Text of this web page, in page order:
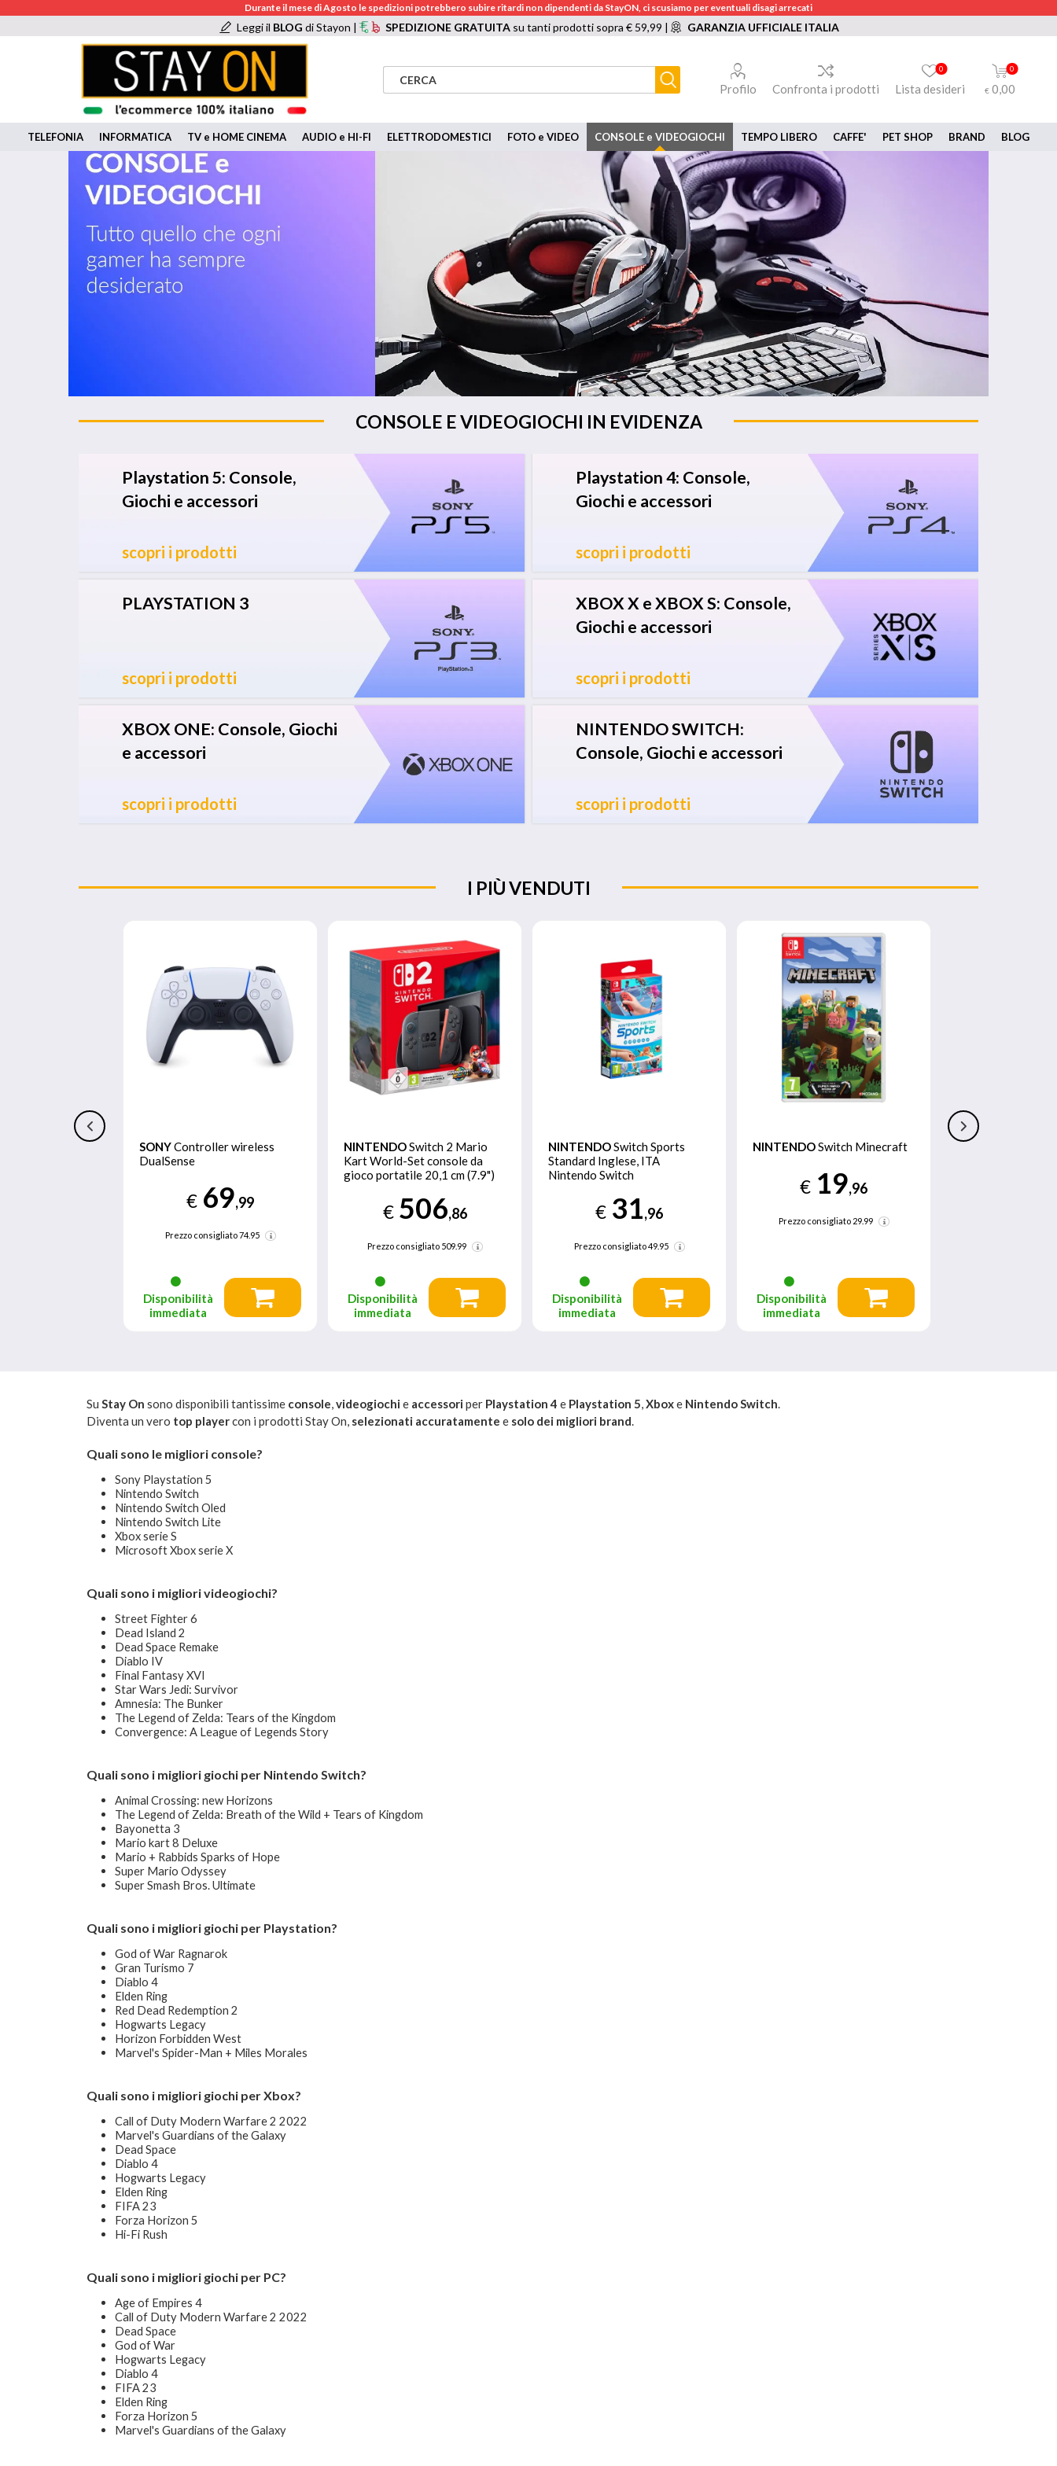
Durante il mese di Agosto le spedizioni potrebbero subire ritardi non dipendenti da StayON, ci scusiamo per eventuali disagi arrecati
Leggi il BLOGdi Stayon | SPEDIZIONE GRATUITAsu tanti prodotti sopra € 59,99 | GARANZIA UFFICIALE ITALIA
Profilo Confronta i prodotti Lista desideri
0 0
€ 0,00
TELEFONIA INFORMATICA TV e HOME CINEMA AUDIO e HI-FI ELETTRODOMESTICI FOTO e VIDEO CONSOLE e VIDEOGIOCHI TEMPO LIBERO CAFFE' PET SHOP BRAND BLOG
CONSOLE E VIDEOGIOCHI IN EVIDENZA
Playstation 5: Console,
Giochi e accessori
scopri i prodotti
Playstation 4: Console,
Giochi e accessori
scopri i prodotti
PLAYSTATION 3
scopri i prodotti
XBOX X e XBOX S: Console,
Giochi e accessori
scopri i prodotti
XBOX ONE: Console, Giochi
e accessori
scopri i prodotti
NINTENDO SWITCH:
Console, Giochi e accessori
scopri i prodotti
I PIÙ VENDUTI
SONYController wireless
DualSense
€ 69,99
Prezzo consigliato74.95
Disponibilità
immediata
NINTENDOSwitch 2 Mario
Kart World-Set console da
gioco portatile 20,1 cm (7.9")
€ 506,86
Prezzo consigliato509.99
Disponibilità
immediata
NINTENDOSwitch Sports
Standard Inglese, ITA
Nintendo Switch
€ 31,96
Prezzo consigliato49.95
Disponibilità
immediata
NINTENDOSwitch Minecraft
€ 19,96
Prezzo consigliato29.99
Disponibilità
immediata
NINTENDO
Su Stay On sono disponibili tantissime console videogiochi e accessori per Playstation 4 e Playstation 5 Xboxe Nintendo Switch
Diventa un vero top playercon i prodotti Stay On, selezionati accuratamente e solo dei migliori brand
Quali sono le migliori console?
Sony Playstation 5
Nintendo Switch
Nintendo Switch Oled
Nintendo Switch Lite
Xbox serie S
Microsoft Xbox serie X
Quali sono i migliori videogiochi?
Street Fighter 6
Dead Island 2
Dead Space Remake
Diablo IV
Final Fantasy XVI
Star Wars Jedi: Survivor
Amnesia: The Bunker
The Legend of Zelda: Tears of the Kingdom
Convergence: A League of Legends Story
Quali sono i migliori giochi per Nintendo Switch?
Animal Crossing: new Horizons
The Legend of Zelda: Breath of the Wild + Tears of Kingdom
Bayonetta 3
Mario kart 8 Deluxe
Mario + Rabbids Sparks of Hope
Super Mario Odyssey
Super Smash Bros. Ultimate
Quali sono i migliori giochi per Playstation?
God of War Ragnarok
Gran Turismo 7
Diablo 4
Elden Ring
Red Dead Redemption 2
Hogwarts Legacy
Horizon Forbidden West
Marvel's Spider-Man + Miles Morales
Quali sono i migliori giochi per Xbox?
Call of Duty Modern Warfare 2 2022
Marvel's Guardians of the Galaxy
Dead Space
Diablo 4
Hogwarts Legacy
Elden Ring
FIFA 23
Forza Horizon 5
Hi-Fi Rush
Quali sono i migliori giochi per PC?
Age of Empires 4
Call of Duty Modern Warfare 2 2022
Dead Space
God of War
Hogwarts Legacy
Diablo 4
FIFA 23
Elden Ring
Forza Horizon 5
Marvel's Guardians of the Galaxy